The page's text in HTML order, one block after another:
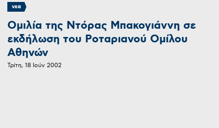
νεα
Ομιλία της Ντόρας Μπακογιάννη σε
εκδήλωση του Ροταριανού Ομίλου
Αθηνών
Τρίτη, 18 Ιούν 2002